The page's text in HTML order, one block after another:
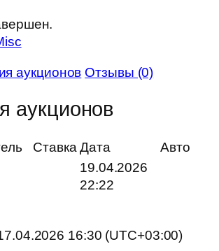
аукционов Отзывы (0)
аукционов
Ставка Дата
Авто
19.04.2026
22:22
16:30 (UTC+03:00)